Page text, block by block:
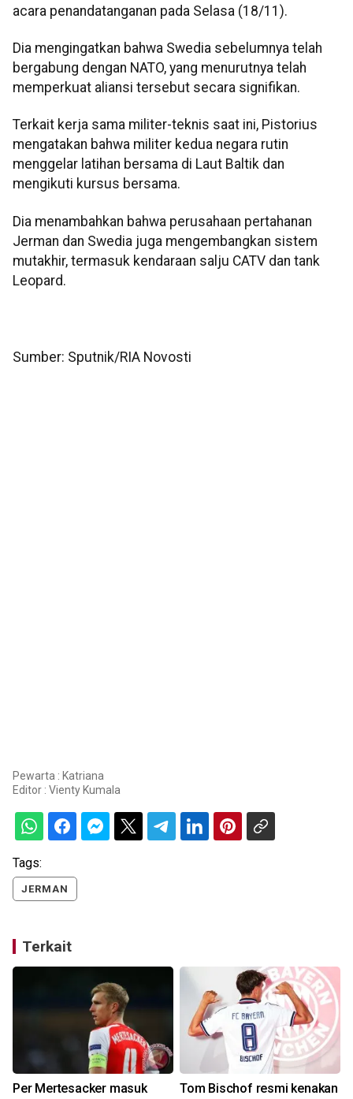
acara penandatanganan pada Selasa (18/11).
Dia mengingatkan bahwa Swedia sebelumnya telah
bergabung dengan NATO, yang menurutnya telah
memperkuat aliansi tersebut secara signifikan.
Terkait kerja sama militer-teknis saat ini, Pistorius
mengatakan bahwa militer kedua negara rutin
menggelar latihan bersama di Laut Baltik dan
mengikuti kursus bersama.
Dia menambahkan bahwa perusahaan pertahanan
Jerman dan Swedia juga mengembangkan sistem
mutakhir, termasuk kendaraan salju CATV dan tank
Leopard.
Sumber: Sputnik/RIA Novosti
Pewarta : Katriana
Editor : Vienty Kumala
Tags:
JERMAN
Terkait
Per Mertesacker masuk
Tom Bischof resmi kenakan